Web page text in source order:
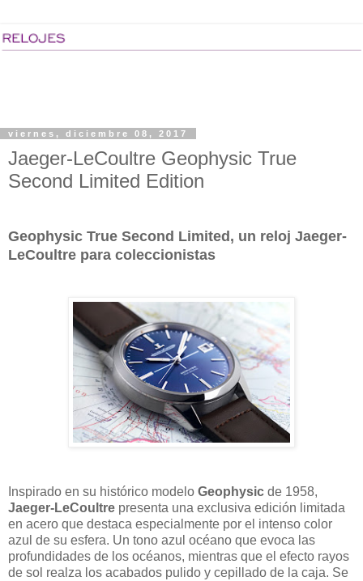
viernes, diciembre 08, 2017
Jaeger-LeCoultre Geophysic True
Second Limited Edition
Geophysic True Second Limited, un reloj Jaeger-
LeCoultre para coleccionistas
Inspirado en su histórico modelo Geophysic de 1958,
Jaeger-LeCoultre presenta una exclusiva edición limitada
en acero que destaca especialmente por el intenso color
azul de su esfera. Un tono azul océano que evoca las
profundidades de los océanos, mientras que el efecto rayos
de sol realza los acabados pulido y cepillado de la caja. Se